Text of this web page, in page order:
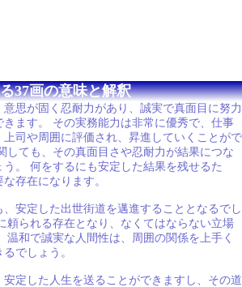
37画の意味と解釈
思が固く忍耐力があり、誠実で真面目に努力
きます。 その実務能力は非常に優秀で、仕事
司や周囲に評価され、昇進していくことがで
しても、その真面目さや忍耐力が結果につな
。 何をするにも安定した結果を残せるた
存在になります。
安定した出世街道を邁進することとなるでし
頼られる存在となり、なくてはならない立場
温和で誠実な人間性は、周囲の関係を上手く
でしょう。
定した人生を送ることができますし、その道